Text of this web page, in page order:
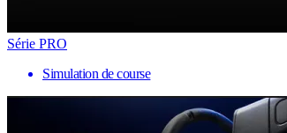
Série PRO
Simulation de course